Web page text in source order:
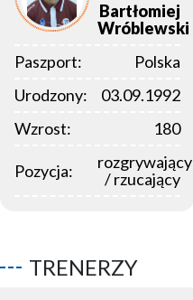
Bartłomiej
Wróblewski
Paszport:
Polska
Urodzony:
03.09.1992
Wzrost:
180
Pozycja:
rozgrywający
/ rzucający
TRENERZY